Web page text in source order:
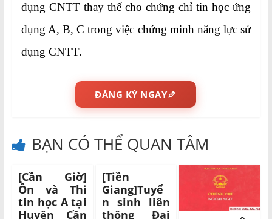
dụng CNTT thay thế cho chứng chỉ tin học ứng
dụng A, B, C trong việc chứng minh năng lực sử
dụng CNTT.
ĐĂNG KÝ NGAY
BẠN CÓ THỂ QUAN TÂM
[Cần Giờ]
Ôn và Thi
tin học A tại
Huyện Cần
[Tiền
Giang]Tuyể
n sinh liên
thông Đại